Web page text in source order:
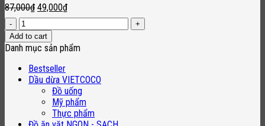
87,000₫ Original
price
was:
87,000₫.
49,000₫Current
price
is:
49,000₫.
Số
11
-
làm
sữa
-
Add to cart
Danh mục sản phẩm
Bestseller
Dầu dừa VIETCOCO
Đồ uống
Mỹ phẩm
Thực phẩm